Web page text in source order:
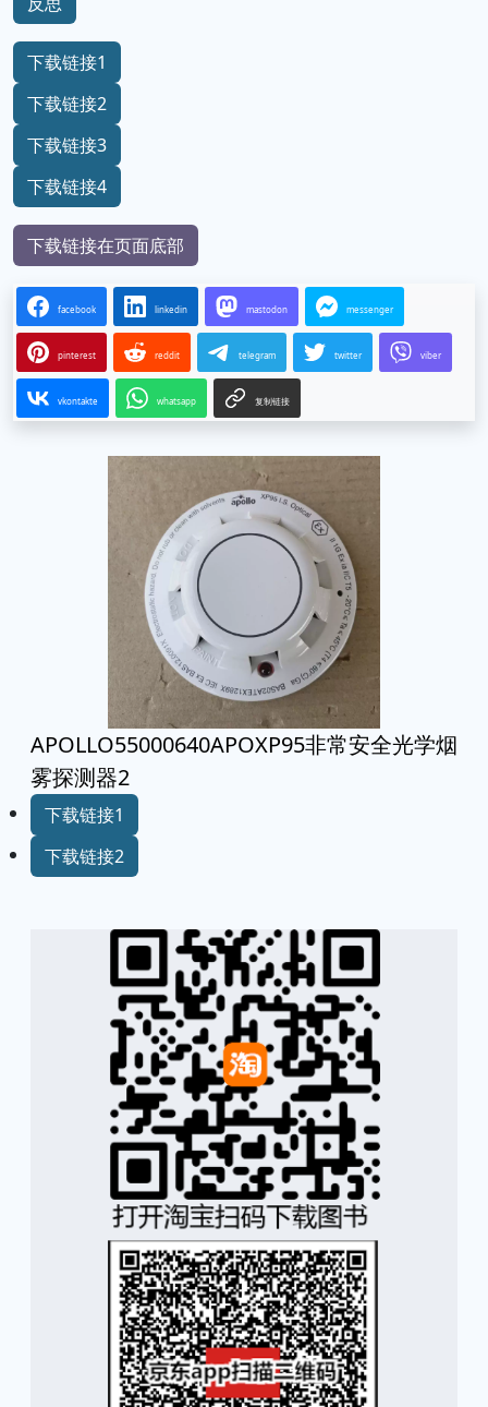
下载链接1
下载链接2
下载链接3
下载链接4
下载链接在页面底部
facebook linkedin mastodon messenger
pinterest reddit telegram twitter viber
vkontakte whatsapp 复制链接
APOLLO55000640APOXP95非常安全光学烟
雾探测器2
下载链接1
下载链接2